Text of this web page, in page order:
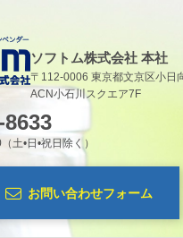
ソフトム株式会社 本社
〒112-0006 東京都文京区小日
ACN小石川スクエア7F
8633
土•日•祝日除く）
お問い合わせフォーム